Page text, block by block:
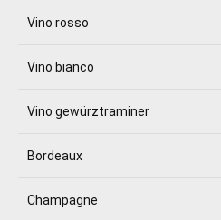
Vino rosso
Vino bianco
Vino gewürztraminer
Bordeaux
Champagne